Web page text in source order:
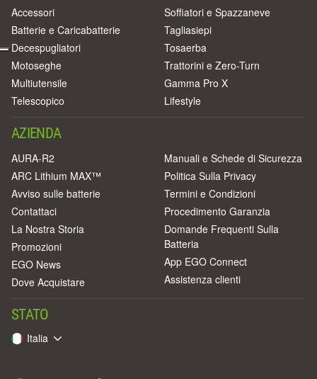
Accessori
Batterie e Caricabatterie
Decespugliatori
Motoseghe
Multiutensile
Telescopico
Soffiatori e Spazzaneve
Tagliasiepi
Tosaerba
Trattorini e Zero-Turn
Gamma Pro X
Lifestyle
AZIENDA
AURA-R2
ARC Lithium MAX™
Avviso sulle batterie
Contattaci
La Nostra Storia
Promozioni
EGO News
Dove Acquistare
Manuali e Schede di Sicurezza
Politica Sulla Privacy
Termini e Condizioni
Procedimento Garanzia
Domande Frequenti Sulla
Batteria
App EGO Connect
Assistenza clienti
STATO
Italia